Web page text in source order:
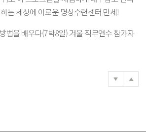
는 세상에 이로운 명상수련센터 만세!
법을 배우다(7박8일) 겨울 직무연수 참가자